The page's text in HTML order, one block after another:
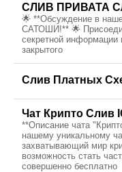
СЛИВ ПРИВАТА
🌟 **Обсуждение в
САТОШИ!** 🌟
секретной информации
закрытого
Слив Платных
Чат Крипто Слив
**Описание чата
нашему уникальному
захватывающий мир
возможность стать
совершенно бесплатно